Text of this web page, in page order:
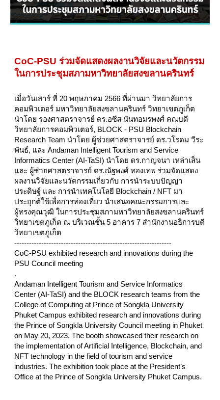
CoC-PSU ร่วมจัดแสดงผลงานวิจัยและนวัตกรรม
ในการประชุมสภามหาวิทยาลัยสงขลานครินทร์
เมื่อวันเสาร์ ที่ 20 พฤษภาคม 2566 ที่ผ่านมา วิทยาลัยการ
คอมพิวเตอร์ มหาวิทยาลัยสงขลานครินทร์ วิทยาเขตภูเก็ต
นำโดย รองศาสตราจารย์ ดร.อซีส นันทอมรพงศ์ คณบดี
วิทยาลัยการคอมพิวเตอร์, BLOCK - PSU Blockchain
Research Team นำโดย ผู้ช่วยศาสตราจารย์ ดร.วโรดม วีระ
พันธ์, และ Andaman Intelligent Tourism and Service
Informatics Center (AI-TaSI) นำโดย ดร.กาญจนา เหล่าเส็น
และ ผู้ช่วยศาสตราจารย์ ดร.ณัฐพงศ์ ทองเทพ ร่วมจัดแสดง
ผลงานวิจัยและนวัตกรรมเกี่ยวกับ การนำระบบปัญญา
ประดิษฐ์ และ การนำเทคโนโลยี Blockchain / NFT มา
ประยุกต์ใช้เพื่อการท่องเที่ยว นำเสนอคณะกรรมการและ
ผู้ทรงคุณวุฒิ ในการประชุมสภามหาวิทยาลัยสงขลานครินทร์
วิทยาเขตภูเก็ต ณ บริเวณชั้น 5 อาคาร 7 สำนักงานอธิการบดี
วิทยาเขตภูเก็ต
----------------------------------------------------------------
CoC-PSU exhibited research and innovations during the
PSU Council meeting
.
Andaman Intelligent Tourism and Service Informatics
Center (AI-TaSI) and the BLOCK research teams from the
College of Computing at Prince of Songkla University
Phuket Campus exhibited research and innovations during
the Prince of Songkla University Council meeting in Phuket
on May 20, 2023. The booth showcased their research on
the implementation of Artificial Intelligence, Blockchain, and
NFT technology in the field of tourism and service
industries. The exhibition took place at the President’s
Office at the Prince of Songkla University Phuket Campus.